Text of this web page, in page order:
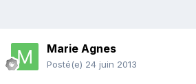
Marie Agnes
Posté(e) 24 juin 2013